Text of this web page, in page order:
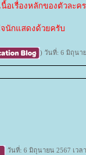
นื้อเรื่องหลักของตัวละค
นักแสดงด้วยครับ
) วันที่: 6 มิถุนา
วันที่: 6 มิถุนายน 2567 เวล